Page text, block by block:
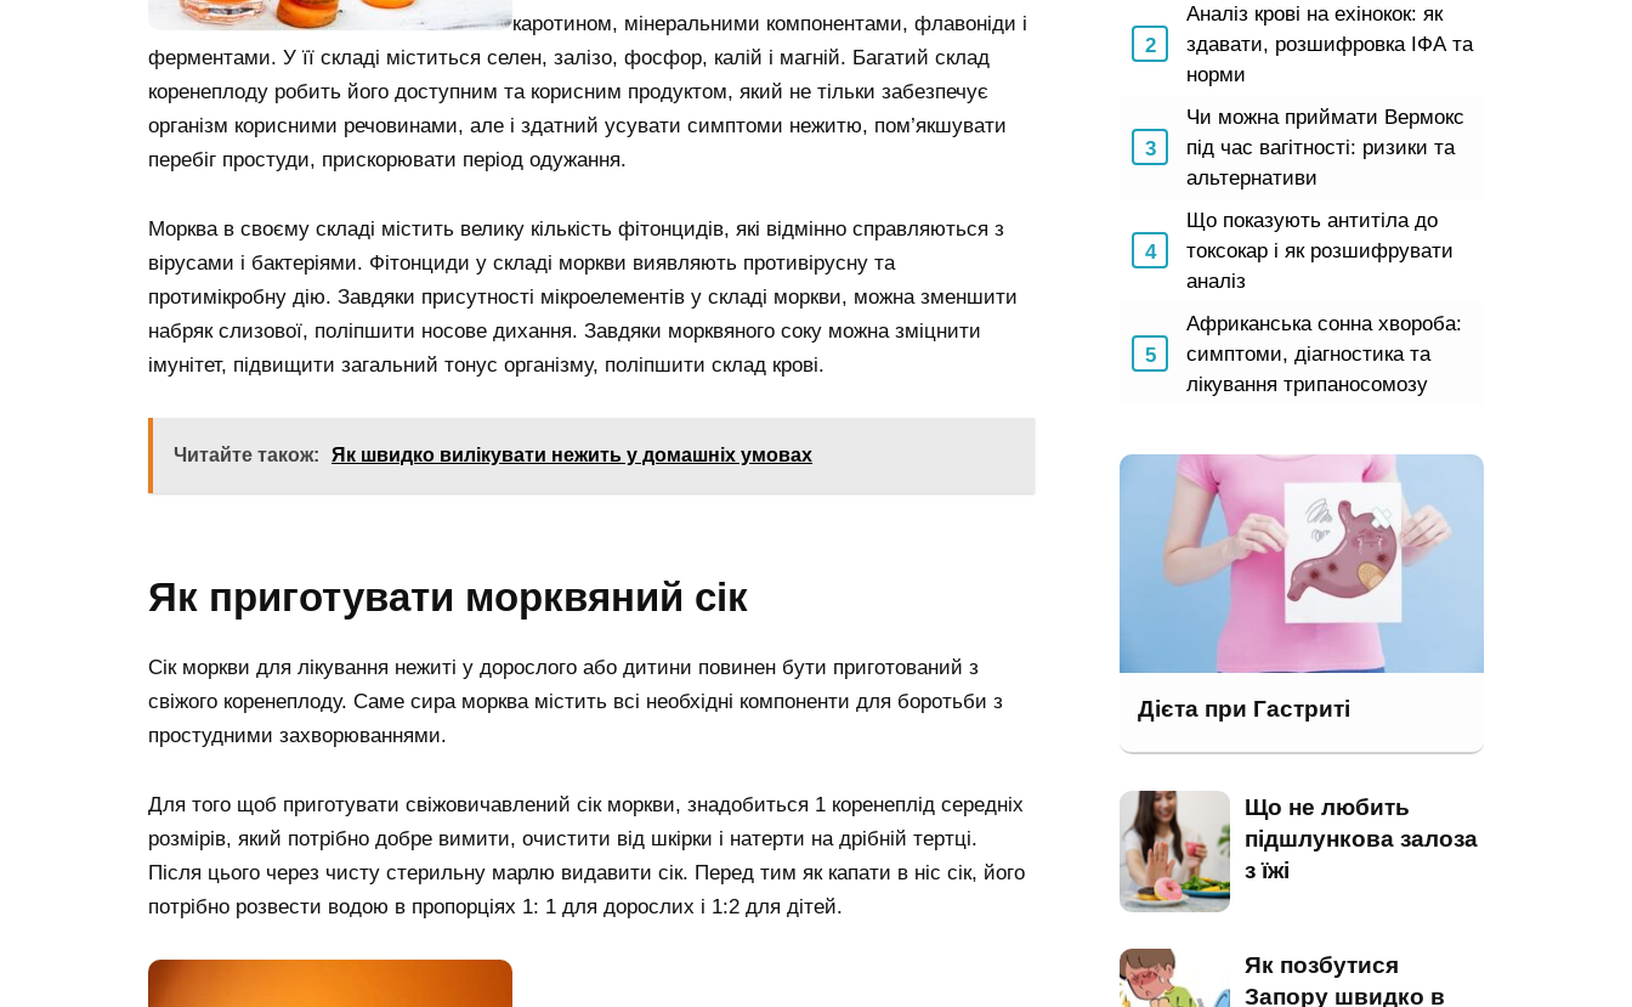
каротином, мінеральними компонентами, флавоніди і
ферментами. У її складі міститься селен, залізо, фосфор, калій і магній. Багатий склад
коренеплоду робить його доступним та корисним продуктом, який не тільки забезпечує
організм корисними речовинами, але і здатний усувати симптоми нежитю, пом’якшувати
перебіг простуди, прискорювати період одужання.
Морква в своєму складі містить велику кількість фітонцидів, які відмінно справляються з
вірусами і бактеріями. Фітонциди у складі моркви виявляють противірусну та
протимікробну дію. Завдяки присутності мікроелементів у складі моркви, можна зменшити
набряк слизової, поліпшити носове дихання. Завдяки морквяного соку можна зміцнити
імунітет, підвищити загальний тонус організму, поліпшити склад крові.
Читайте також: Як швидко вилікувати нежить у домашніх умовах
Як приготувати морквяний сік
Сік моркви для лікування нежиті у дорослого або дитини повинен бути приготований з
свіжого коренеплоду. Саме сира морква містить всі необхідні компоненти для боротьби з
простудними захворюваннями.
Для того щоб приготувати свіжовичавлений сік моркви, знадобиться 1 коренеплід середніх
розмірів, який потрібно добре вимити, очистити від шкірки і натерти на дрібній тертці.
Після цього через чисту стерильну марлю видавити сік. Перед тим як капати в ніс сік, його
потрібно розвести водою в пропорціях 1: 1 для дорослих і 1:2 для дітей.
Аналіз крові на ехінокок: як
здавати, розшифровка ІФА та
норми
Чи можна приймати Вермокс
під час вагітності: ризики та
альтернативи
Що показують антитіла до
токсокар і як розшифрувати
аналіз
Африканська сонна хвороба:
симптоми, діагностика та
лікування трипаносомозу
Дієта при Гастриті
Що не любить
підшлункова залоза
з їжі
Як позбутися
Запору швидко в